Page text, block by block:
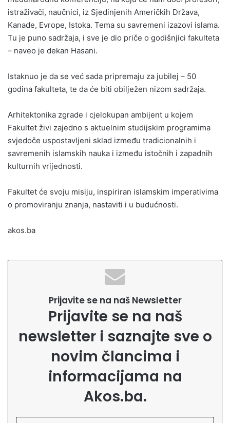
istraživači, naučnici, iz Sjedinjenih Američkih Država,
Kanade, Evrope, Istoka. Tema su savremeni izazovi islama.
Tu je puno sadržaja, i sve je dio priče o godišnjici fakulteta
– naveo je dekan Hasani.
Istaknuo je da se već sada pripremaju za jubilej – 50
godina fakulteta, te da će biti obilježen nizom sadržaja.
Arhitektonika zgrade i cjelokupan ambijent u kojem
Fakultet živi zajedno s aktuelnim studijskim programima
svjedoče uspostavljeni sklad između tradicionalnih i
savremenih islamskih nauka i između istočnih i zapadnih
kulturnih vrijednosti.
Fakultet će svoju misiju, inspiriran islamskim imperativima
o promoviranju znanja, nastaviti i u budućnosti.
akos.ba
Prijavite se na naš Newsletter
Prijavite se na naš
newsletter i saznajte sve o
novim člancima i
informacijama na
Akos.ba.